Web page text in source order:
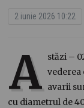
2 iunie 2026 10:22
A stăzi –
avarii
cu diametrul de